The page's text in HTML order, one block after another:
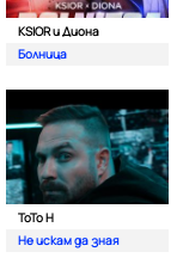
KSIOR и Диона
Болница
ToTo H
Не искам да зная